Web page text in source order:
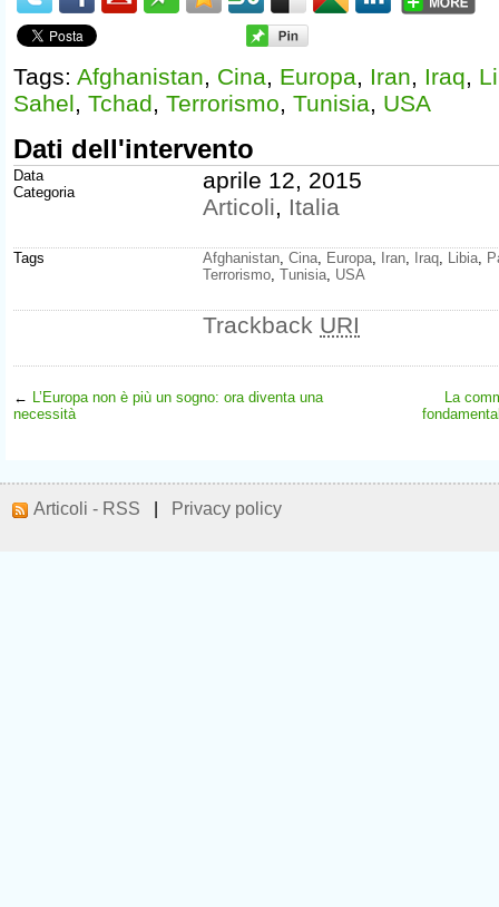
Tags: Afghanistan, Cina, Europa, Iran, Iraq,
Sahel, Tchad, Terrorismo, Tunisia, USA
Dati dell'intervento
Data
Categoria
aprile 12, 2015
Articoli, Italia
Tags Afghanistan Cina Europa Iran Iraq Libia
Terrorismo Tunisia USA
Trackback URI
←
L’Europa non è più un sogno: ora diventa una
necessità
La
Articoli - RSS Privacy policy